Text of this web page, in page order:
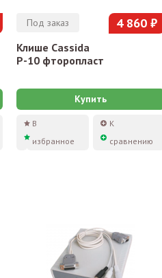
Под заказ 4 860 ₽
Клише Cassida
P-10 фторопласт
Купить
В
избранное
К
сравнению